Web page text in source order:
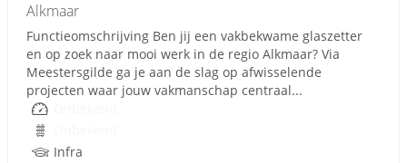
Alkmaar
Functieomschrijving Ben jij een vakbekwame glaszetter
en op zoek naar mooi werk in de regio Alkmaar? Via
Meestersgilde ga je aan de slag op afwisselende
projecten waar jouw vakmanschap centraal...
Infra